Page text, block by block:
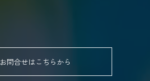
お問合せはこちらから